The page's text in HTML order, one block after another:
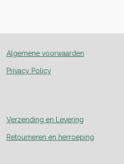
Algemene voorwaarden
Privacy Policy
Verzending en Levering
Retourneren en herroeping